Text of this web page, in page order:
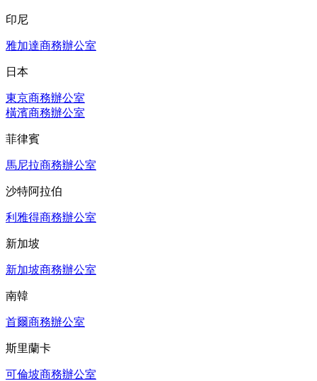
印尼
雅加達商務辦公室
日本
東京商務辦公室
橫濱商務辦公室
菲律賓
馬尼拉商務辦公室
沙特阿拉伯
利雅得商務辦公室
新加坡
新加坡商務辦公室
南韓
首爾商務辦公室
斯里蘭卡
可倫坡商務辦公室